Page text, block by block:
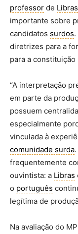
professor de Libras
importante sobre
candidatos surdos
diretrizes para a
para a
“A interpretação
em parte da
possuem
especialmente
vinculada à
comunidade surda
frequentemente
ouvintista: a Libras
o português
legítima de
Na avaliação do